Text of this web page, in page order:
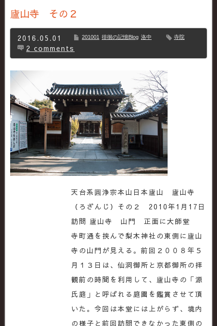
廬山寺 その２
2016.05.01 201001 徘徊の記憶Blog 洛中 寺院
2 comments
天台系圓浄宗本山日本廬山 廬山寺
（ろざんじ）その２ 2010年1月17日
訪問 廬山寺 山門 正面に大師堂
寺町通を挟んで梨木神社の東側に廬山
寺の山門が見える。前回２００８年５
月１３日は、仙洞御所と京都御所の拝
観前の時間を利用して、廬山寺の「源
氏庭」と呼ばれる庭園を鑑賞させて頂
いた。今回は本堂には上がらず、境内
の様子と前回訪問できなかった東側の